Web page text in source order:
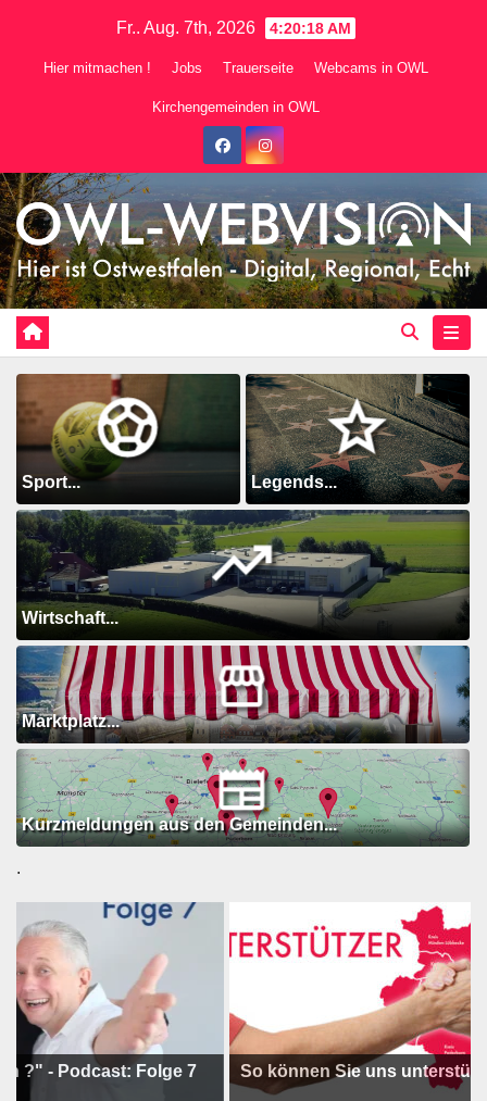
Fr.. Aug. 7th, 2026 4:20:20 AM
Hier mitmachen ! Jobs Trauerseite Webcams in OWL
Kirchengemeinden in OWL
Sport... Legends...
Wirtschaft...
Marktplatz...
Kurzmeldungen aus den Gemeinden...
.
Folge 7 So können Sie uns unterstützen !